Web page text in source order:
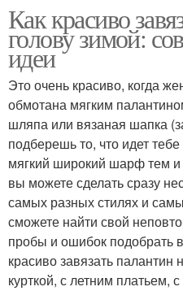
Как красиво
голову зимой:
идеи
Это очень красиво, когда
обмотана мягким
шляпа или вязаная шапка
подберешь то, что идет
мягкий широкий шарф тем и
вы можете сделать сразу
самых разных стилях и
сможете найти свой
пробы и ошибок подобрать
красиво завязать палантин
курткой, с летним платьем,